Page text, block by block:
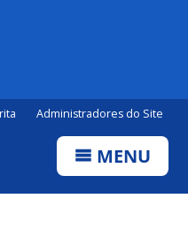
Administradores do Site
MENU